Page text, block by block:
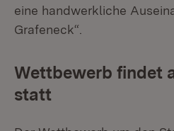
eine handwerkliche
Grafeneck“.
Wettbewerb findet
statt